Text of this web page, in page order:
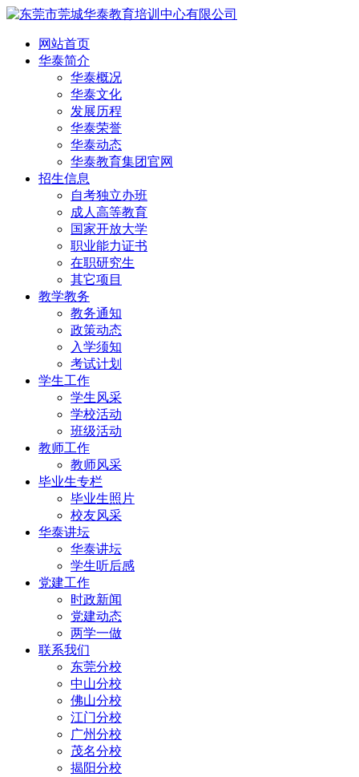
网站首页
华泰简介
华泰概况
华泰文化
发展历程
华泰荣誉
华泰动态
华泰教育集团官网
招生信息
自考独立办班
成人高等教育
国家开放大学
职业能力证书
在职研究生
其它项目
教学教务
教务通知
政策动态
入学须知
考试计划
学生工作
学生风采
学校活动
班级活动
教师工作
教师风采
毕业生专栏
毕业生照片
校友风采
华泰讲坛
华泰讲坛
学生听后感
党建工作
时政新闻
党建动态
两学一做
联系我们
东莞分校
中山分校
佛山分校
江门分校
广州分校
茂名分校
揭阳分校